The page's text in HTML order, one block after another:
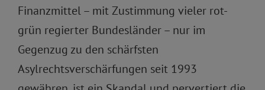
Finanzmittel – mit Zustimmung vieler rot-
grün regierter Bundesländer – nur im
Gegenzug zu den schärfsten
Asylrechtsverschärfungen seit 1993